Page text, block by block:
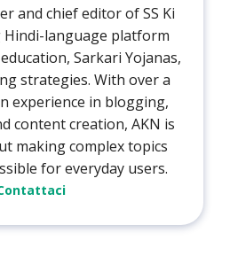
and chief editor of SS Ki
Hindi-language platform
Sarkari Yojanas,
strategies. With over a
experience in blogging,
content creation, AKN is
making complex topics
for everyday users.